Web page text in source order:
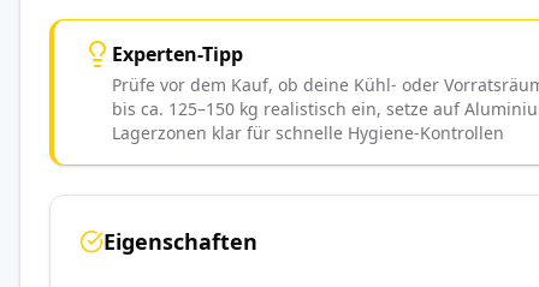
Experten-Tipp
Prüfe vor dem Kauf, ob deine Kühl- oder
bis ca. 125–150 kg realistisch ein, setze auf
Lagerzonen klar für schnelle Hygiene-Kontrollen
Eigenschaften